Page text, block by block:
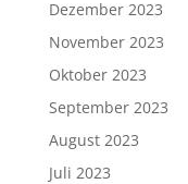
Dezember 2023
November 2023
Oktober 2023
September 2023
August 2023
Juli 2023